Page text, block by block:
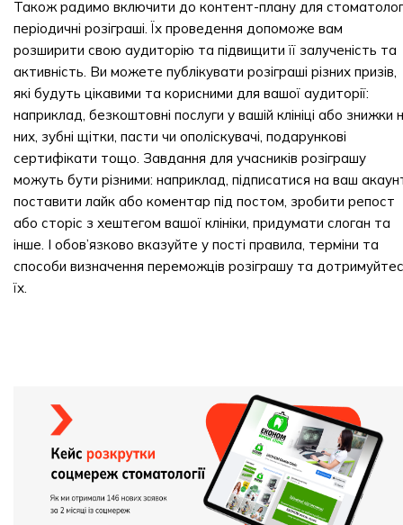
Також радимо включити до контент-плану для
періодичні розіграші. Їх проведення допоможе вам
розширити свою аудиторію та підвищити її залученість та
активність. Ви можете публікувати розіграші різних призів,
які будуть цікавими та корисними для вашої аудиторії:
наприклад, безкоштовні послуги у вашій клініці або знижки
них, зубні щітки, пасти чи ополіскувачі, подарункові
сертифікати тощо. Завдання для учасників розіграшу
можуть бути різними: наприклад, підписатися на ваш
поставити лайк або коментар під постом, зробити репост
або сторіс з хештегом вашої клініки, придумати слоган та
інше. І обов’язково вказуйте у пості правила, терміни та
способи визначення переможців розіграшу та
їх.